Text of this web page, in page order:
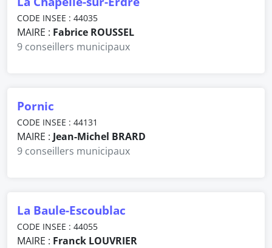
CODE INSEE : 44035
MAIRE : Fabrice ROUSSEL
9 conseillers municipaux
Pornic
CODE INSEE : 44131
MAIRE : Jean-Michel BRARD
9 conseillers municipaux
La Baule-Escoublac
CODE INSEE : 44055
MAIRE : Franck LOUVRIER